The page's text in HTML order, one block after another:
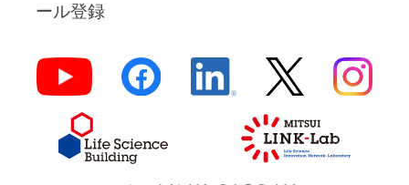
ール登録